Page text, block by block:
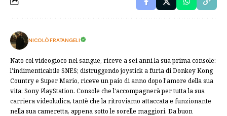
NICOLÒ FRATANGELI
Nato col videogioco nel sangue, riceve a sei anni la sua prima console:
l'indimenticabile SNES; distruggendo joystick a furia di Donkey Kong
Country e Super Mario, riceve un paio di anno dopo l'amore della sua
vita: Sony PlayStation. Console che l'accompagnerà per tutta la sua
carriera videoludica, tantè che la ritroviamo attaccata e funzionante
nella sua cameretta, appena sotto le sorelle maggiori. Da buon